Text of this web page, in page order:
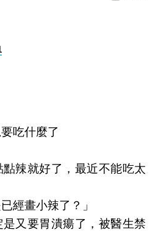
吃什麼了
辣就好了，最近不能吃太
經畫小辣了？」
又要胃潰瘍了，被醫生禁